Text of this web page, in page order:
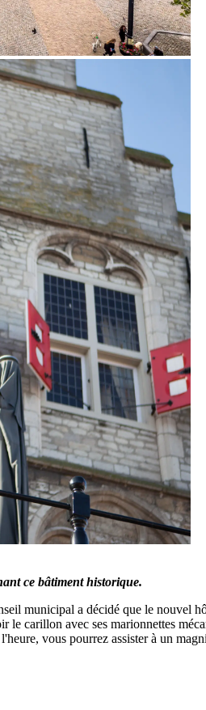
ce bâtiment historique.
municipal a décidé que le nouvel
carillon avec ses marionnettes
vous pourrez assister à un